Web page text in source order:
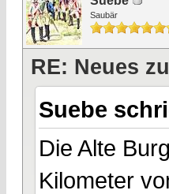
Saubär
RE: Neues
Suebe
Die Alte
Kilometer